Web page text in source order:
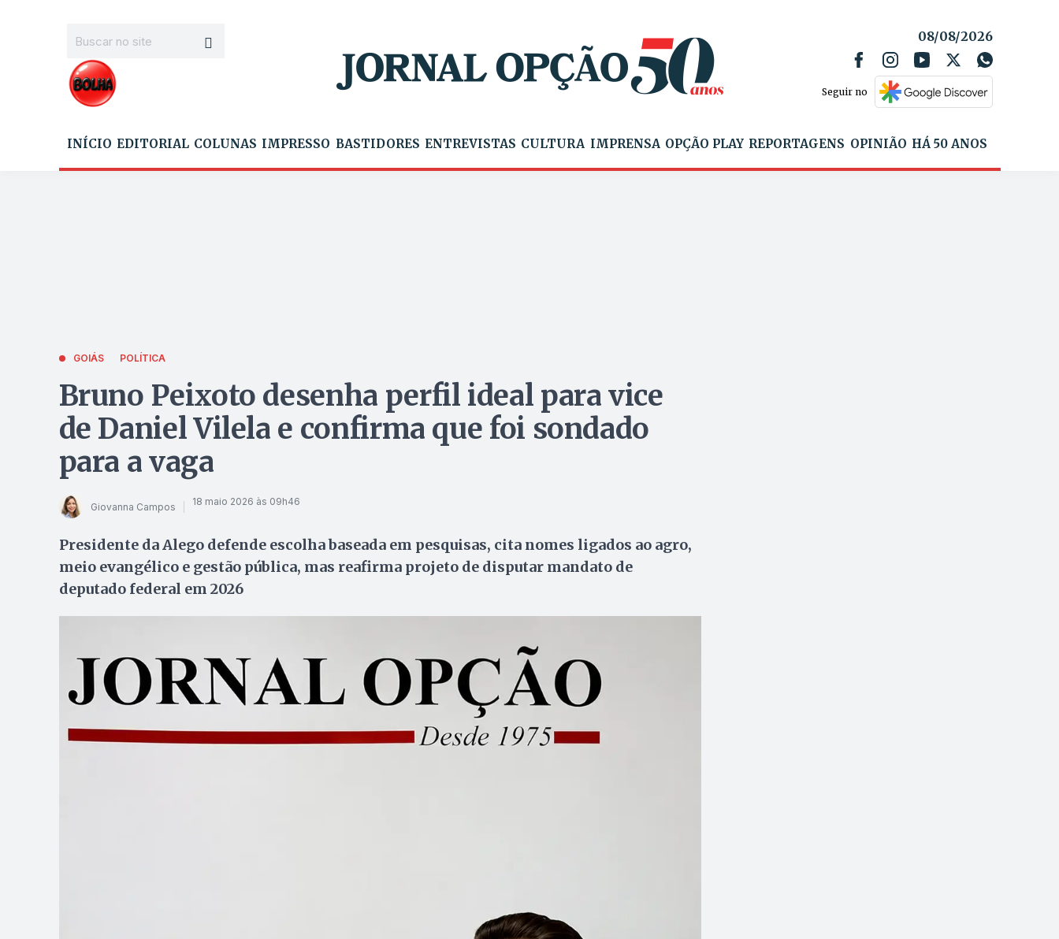
08/08/2026
Seguir no
INÍCIO EDITORIAL COLUNAS IMPRESSO BASTIDORES ENTREVISTAS CULTURA IMPRENSA OPÇÃO PLAY REPORTAGENS OPINIÃO HÁ 50 ANOS
GOIÁS POLÍTICA
Bruno Peixoto desenha perfil ideal para vice
de Daniel Vilela e confirma que foi sondado
para a vaga
Giovanna Campos 18 maio 2026 às 09h46
Presidente da Alego defende escolha baseada em pesquisas, cita nomes ligados ao agro,
meio evangélico e gestão pública, mas reafirma projeto de disputar mandato de
deputado federal em 2026